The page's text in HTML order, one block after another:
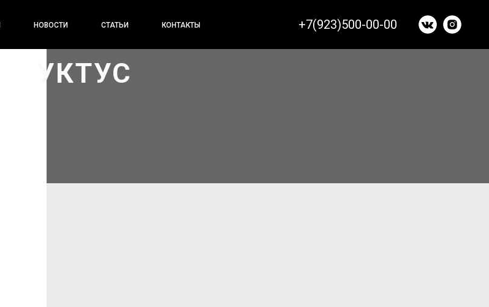
НОВОСТИ СТАТЬИ КОНТАКТЫ +7(923)500-00-00
УКТУС